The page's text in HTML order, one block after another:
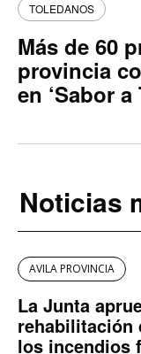
TOLEDANOS
Más de 60
provincia
en ‘Sabor a
Noticias
AVILA PROVINCIA
La Junta
rehabilitación
los incendios